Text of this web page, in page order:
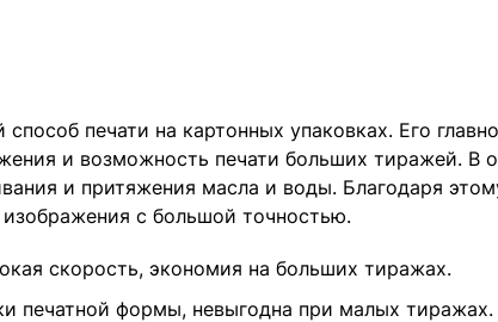
печати на картонных упаковках. Его
и возможность печати больших тиражей. В
и притяжения масла и воды. Благодаря
с большой точностью.
скорость, экономия на больших тиражах.
печатной формы, невыгодна при малых тиражах.